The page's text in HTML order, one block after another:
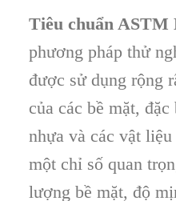
Tiêu chuẩn ASTM
phương pháp thử
được sử dụng rộng
của các bề mặt,
nhựa và các vật
một chỉ số quan
lượng bề mặt, độ